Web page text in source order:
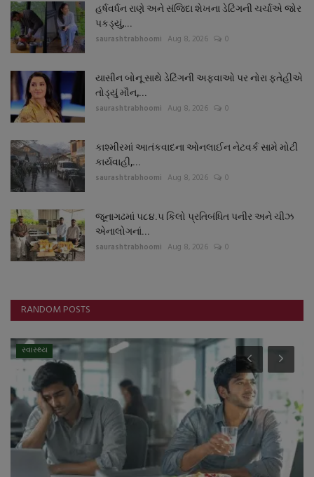
ગુનાખોરી
બોલિવૂડ
સ્વાસ્થ્ય
હર્ષવર્ધન રાણે અને સંજિદા શેખના ડેટિંગની ચર્ચાએ જોર
પકડ્યું,...
saurashtrabhoomi Aug 8, 2026 0
યાસીન બોનૂ સાથે ડેટિંગની અફવાઓ પર નોરા ફતેહીએ
તોડ્યું મૌન,...
saurashtrabhoomi Aug 8, 2026 0
કાશ્મીરમાં આતંકવાદના ઓનલાઈન નેટવર્ક સામે મોટી
કાર્યવાહી,...
saurashtrabhoomi Aug 8, 2026 0
જૂનાગઢમાં ૫૮૪.૫ કિલો પ્રતિબંધિત પનીર અને ચીઝ
એનાલોગનાં...
saurashtrabhoomi Aug 8, 2026 0
RANDOM POSTS
સ્વાસ્થ્ય